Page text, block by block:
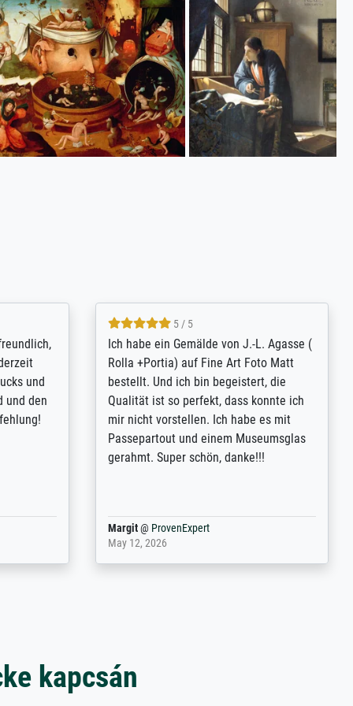
is
go-to
on -
4.8 / 5
Qualité absolument irréprochable.
Extraordinaire diversité des thèmes
abordés et personnalisation des
demandes (recadrage, réajustement des
couleurs). Relation clientèle parfaite.
Transport, réception sans aucun
problème. Merci à toute l'équipe ! Hervé
Anonym@ProvenExpert
March 31, 2025
kapcsán